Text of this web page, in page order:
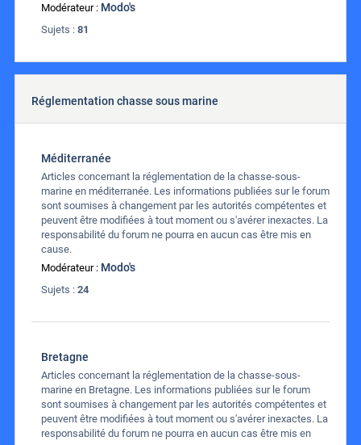
Modérateur : Modo's
Sujets : 81
Réglementation chasse sous marine
Méditerranée
Articles concernant la réglementation de la chasse-sous-
marine en méditerranée. Les informations publiées sur le forum
sont soumises à changement par les autorités compétentes et
peuvent être modifiées à tout moment ou s'avérer inexactes. La
responsabilité du forum ne pourra en aucun cas être mis en
cause.
Modérateur : Modo's
Sujets : 24
Bretagne
Articles concernant la réglementation de la chasse-sous-
marine en Bretagne. Les informations publiées sur le forum
sont soumises à changement par les autorités compétentes et
peuvent être modifiées à tout moment ou s'avérer inexactes. La
responsabilité du forum ne pourra en aucun cas être mis en